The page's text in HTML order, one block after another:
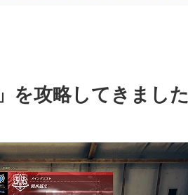
を攻略してきました